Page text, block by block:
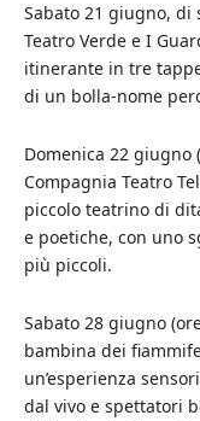
Sabato 21 giugno, di
Teatro Verde e I
itinerante in tre
di un bolla-nome
Domenica 22 giugno
Compagnia Teatro
piccolo teatrino di
e poetiche, con uno
più piccoli.
Sabato 28 giugno
bambina dei
un’esperienza
dal vivo e spettatori